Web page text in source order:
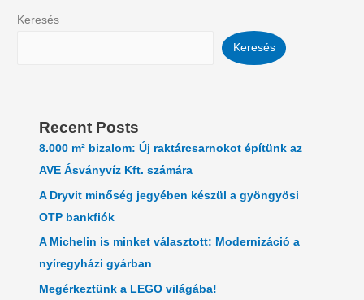
Keresés
Keresés
Recent Posts
8.000 m² bizalom: Új raktárcsarnokot építünk az
AVE Ásványvíz Kft. számára
A Dryvit minőség jegyében készül a gyöngyösi
OTP bankfiók
A Michelin is minket választott: Modernizáció a
nyíregyházi gyárban
Megérkeztünk a LEGO világába!